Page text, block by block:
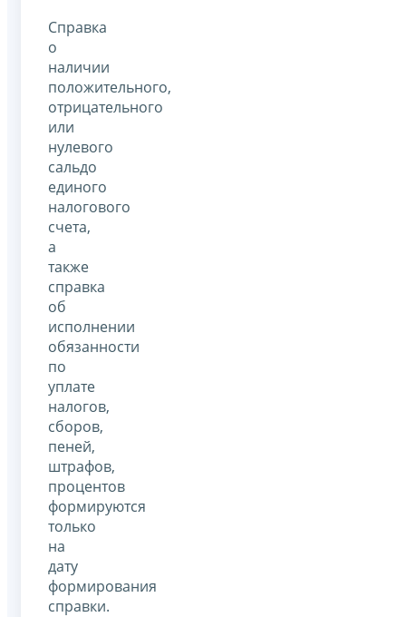
Справка
о
наличии
положительного,
отрицательного
или
нулевого
сальдо
единого
налогового
счета,
а
также
справка
об
исполнении
обязанности
по
уплате
налогов,
сборов,
пеней,
штрафов,
процентов
формируются
только
на
дату
формирования
справки.